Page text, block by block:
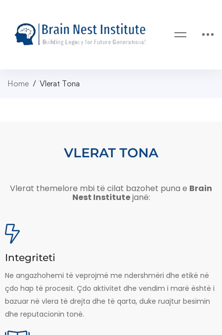
Home Vlerat Tona
VLERAT TONA
Vlerat themelore mbi të cilat bazohet puna e Brain
Nest Institutejanë:
Integriteti
Ne angazhohemi të veprojmë me ndershmëri dhe etikë në
çdo hap të procesit. Çdo aktivitet dhe vendim i marë është i
bazuar në vlera të drejta dhe të qarta, duke ruajtur besimin
dhe reputacionin tonë.